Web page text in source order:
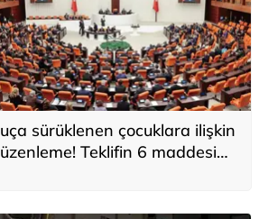
sürüklenen çocuklara ilişkin
Teklifin 6 maddesi